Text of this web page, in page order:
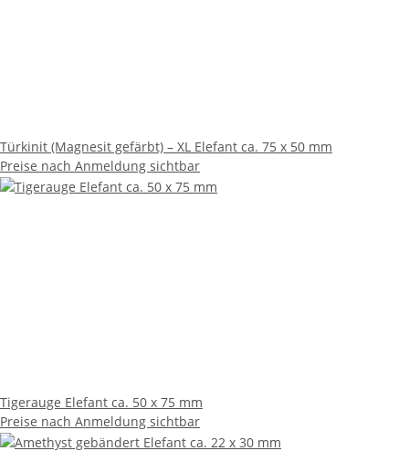
Türkinit (Magnesit gefärbt) – XL Elefant ca. 75 x 50 mm
Preise nach Anmeldung sichtbar
Tigerauge Elefant ca. 50 x 75 mm
Preise nach Anmeldung sichtbar